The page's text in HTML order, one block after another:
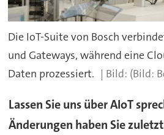
Die IoT-Suite von Bosch
und Gateways, während eine
Daten prozessiert.
(Bild:
Lassen Sie uns über AIoT
Änderungen haben Sie